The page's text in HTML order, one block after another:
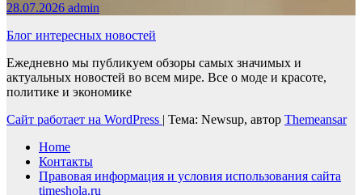
28.07.2026 admin
Блог интересных новостей
Ежедневно мы публикуем обзоры самых значимых и
актуальных новостей во всем мире. Все о моде и красоте,
политике и экономике
Сайт работает на WordPress
Тема: Newsup, автор Themeansar
Home
Контакты
Правовая информация и условия использования сайта
timeshola.ru